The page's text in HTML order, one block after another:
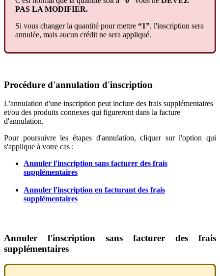
PAS LA MODIFIER.
Si vous changer la quantité pour mettre “1”, l'inscription sera
annulée, mais aucun crédit ne sera appliqué.
Procédure d'annulation d'inscription
L'annulation d'une inscription peut inclure des frais supplémentaires
et/ou des produits connexes qui figureront dans la facture
d'annulation.
Pour poursuivre les étapes d'annulation, cliquer sur l'option qui
s'applique à votre cas :
Annuler l'inscription sans facturer des frais
supplémentaires
Annuler l'inscription en facturant des frais
supplémentaires
Annuler l'inscription sans facturer des
frais
supplémentaires